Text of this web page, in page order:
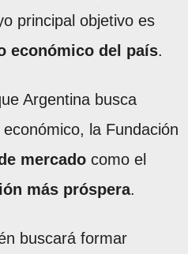
principal objetivo es
económico del país.
Argentina busca
la Fundación
mercado como el
más próspera.
buscará formar